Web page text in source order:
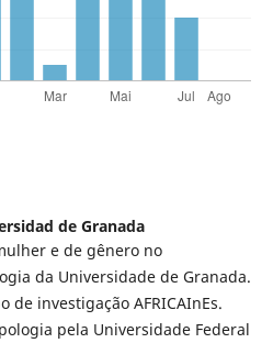
de Granada
e de gênero no
da Universidade de Granada.
de investigação AFRICAInEs.
pela Universidade Federal